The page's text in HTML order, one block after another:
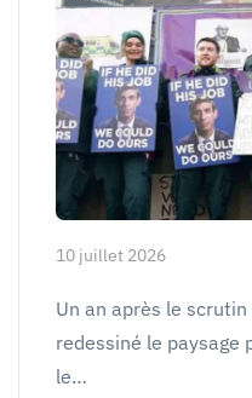
10 juillet 2026
Un an après le
redessiné le paysage
le…